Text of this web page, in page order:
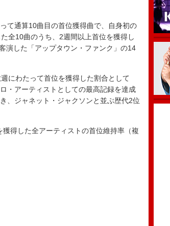
て通算10曲目の首位獲得曲で、自身初の
全10曲のうち、2週間以上首位を獲得し
演した「アップタウン・ファンク」の14
にわたって首位を獲得した割合として
・アーティストとしての最高記録を達成
、ジャネット・ジャクソンと並ぶ歴代2位
得した全アーティストの首位維持率（複